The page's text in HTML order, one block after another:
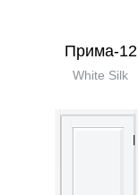
Прима-12
White Silk